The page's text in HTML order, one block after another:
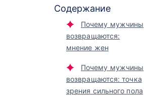
Содержание
Почему мужчины
возвращаются:
мнение жен
Почему мужчины
возвращаются: точка
зрения сильного пола